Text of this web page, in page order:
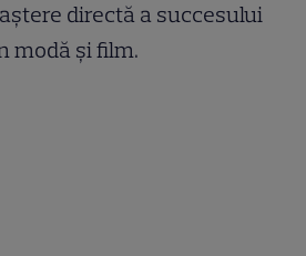
directă a succesului
modă și film.